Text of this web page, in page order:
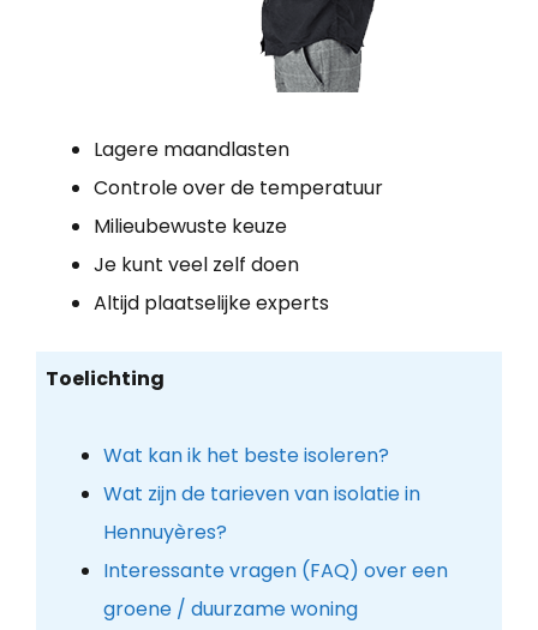
Lagere maandlasten
Controle over de temperatuur
Milieubewuste keuze
Je kunt veel zelf doen
Altijd plaatselijke experts
Toelichting
Wat kan ik het beste isoleren?
Wat zijn de tarieven van isolatie in
Hennuyères?
Interessante vragen (FAQ) over een
groene / duurzame woning